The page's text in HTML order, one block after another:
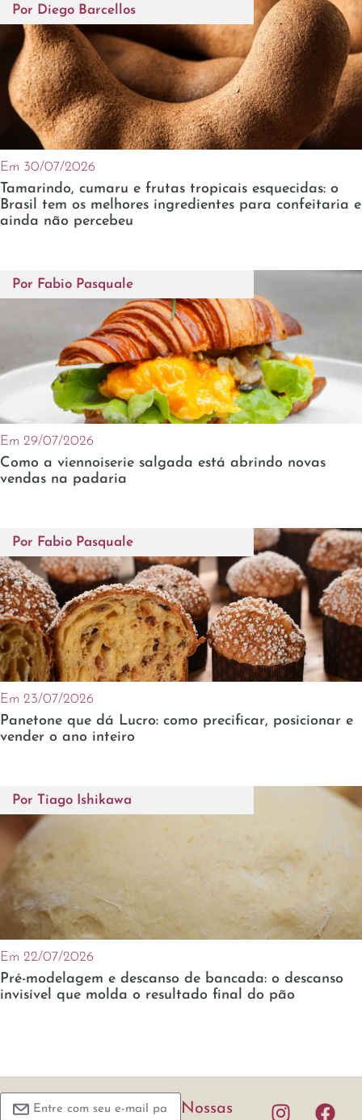
Por Diego Barcellos
Em 30/07/2026
Tamarindo, cumaru e frutas tropicais esquecidas: o
Brasil tem os melhores ingredientes para confeitaria e
ainda não percebeu
Por Fabio Pasquale
Em 29/07/2026
Como a viennoiserie salgada está abrindo novas
vendas na padaria
Por Fabio Pasquale
Em 23/07/2026
Panetone que dá Lucro: como precificar, posicionar e
vender o ano inteiro
Por Tiago Ishikawa
Em 22/07/2026
Pré-modelagem e descanso de bancada: o descanso
invisível que molda o resultado final do pão
Nossas